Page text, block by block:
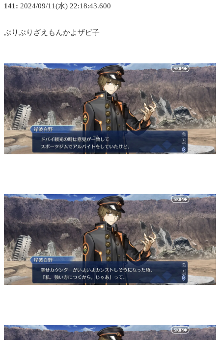
141: 2024/09/11(水) 22:18:43.600
ぶりぶりざえもんかよザビ子